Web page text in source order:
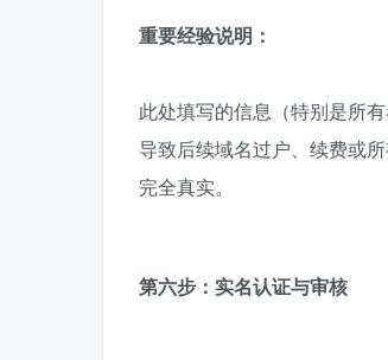
重要经验说明：
此处填写的信息（特别是所
导致后续域名过户、续费或
完全真实。
第六步：实名认证与审核